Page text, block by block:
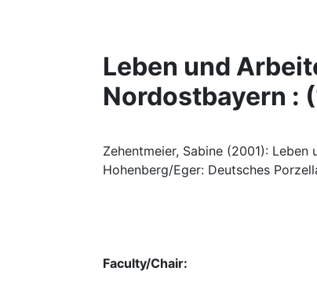
Leben und
Nordostbayern :
Zehentmeier, Sabine (2001):
Hohenberg/Eger: Deutsches
Faculty/Chair: